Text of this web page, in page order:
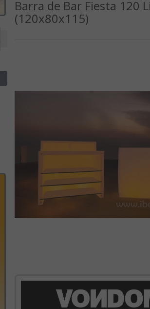
Barra de Bar Fiesta 120
(120x80x115)